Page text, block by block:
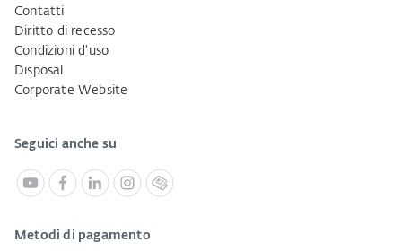
Contatti
Diritto di recesso
Condizioni d'uso
Disposal
Corporate Website
Seguici anche su
Metodi di pagamento